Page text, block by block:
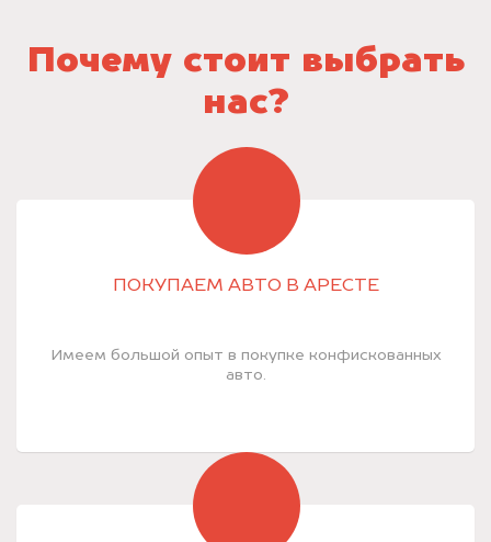
Почему стоит выбрать
нас?
ПОКУПАЕМ АВТО В АРЕСТЕ
Имеем большой опыт в покупке конфискованных
авто.